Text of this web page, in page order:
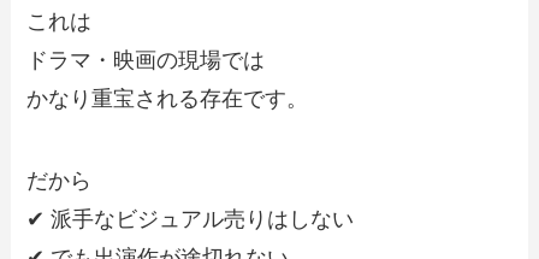
これは
ドラマ・映画の現場では
かなり重宝される存在です。
だから
✔ 派手なビジュアル売りはしない